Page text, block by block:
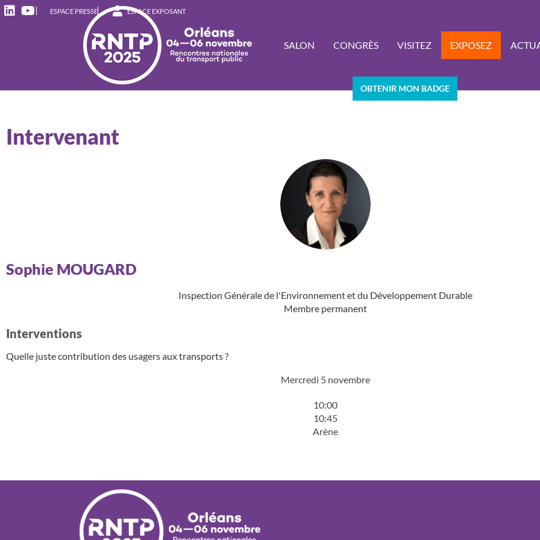
ESPACE PRESSE ESPACE EXPOSANT
SALON CONGRÈS VISITEZ EXPOSEZ
OBTENIR MON BADGE
Intervenant
Sophie MOUGARD
Inspection Générale de l'Environnement et du Développement Durable
Membre permanent
Interventions
Quelle juste contribution des usagers aux transports ?
Mercredi 5 novembre
10:00
10:45
Arène